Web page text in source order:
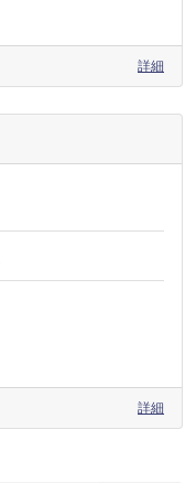
詳細
詳細